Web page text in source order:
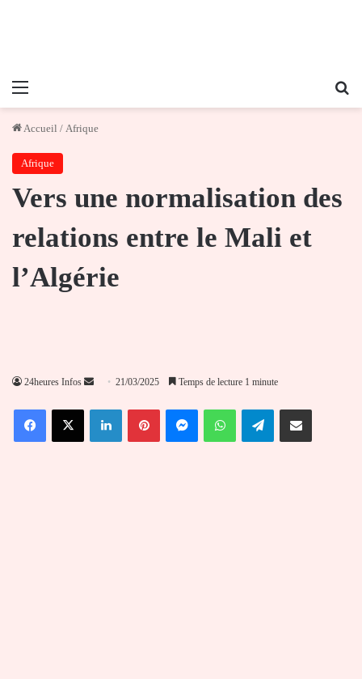
Menu
Accueil / Afrique
Afrique
Vers une normalisation des
relations entre le Mali et
l’Algérie
24heures Infos
Envoyer
courriel
21/03/2025 Temps de lecture 1 minute
FacebookX LinkedinPinterestMessengerWhatsAppTelegramPartager par email